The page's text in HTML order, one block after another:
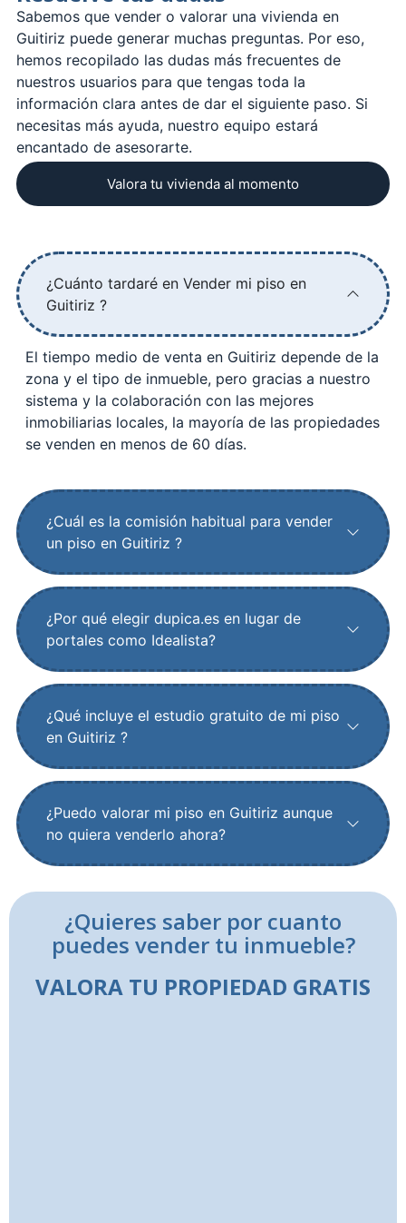
Sabemos que vender o valorar una vivienda en
Guitiriz puede generar muchas preguntas. Por eso,
hemos recopilado las dudas más frecuentes de
nuestros usuarios para que tengas toda la
información clara antes de dar el siguiente paso. Si
necesitas más ayuda, nuestro equipo estará
encantado de asesorarte.
Valora tu vivienda al momento
¿Cuánto tardaré en Vender mi piso en
Guitiriz ?
El tiempo medio de venta en Guitiriz depende de la
zona y el tipo de inmueble, pero gracias a nuestro
sistema y la colaboración con las mejores
inmobiliarias locales, la mayoría de las propiedades
se venden en menos de 60 días.
¿Cuál es la comisión habitual para vender
un piso en Guitiriz ?
¿Por qué elegir dupica.es en lugar de
portales como Idealista?
¿Qué incluye el estudio gratuito de mi piso
en Guitiriz ?
¿Puedo valorar mi piso en Guitiriz aunque
no quiera venderlo ahora?
¿Quieres saber por cuanto
puedes vender tu inmueble?
VALORA TU PROPIEDAD GRATIS